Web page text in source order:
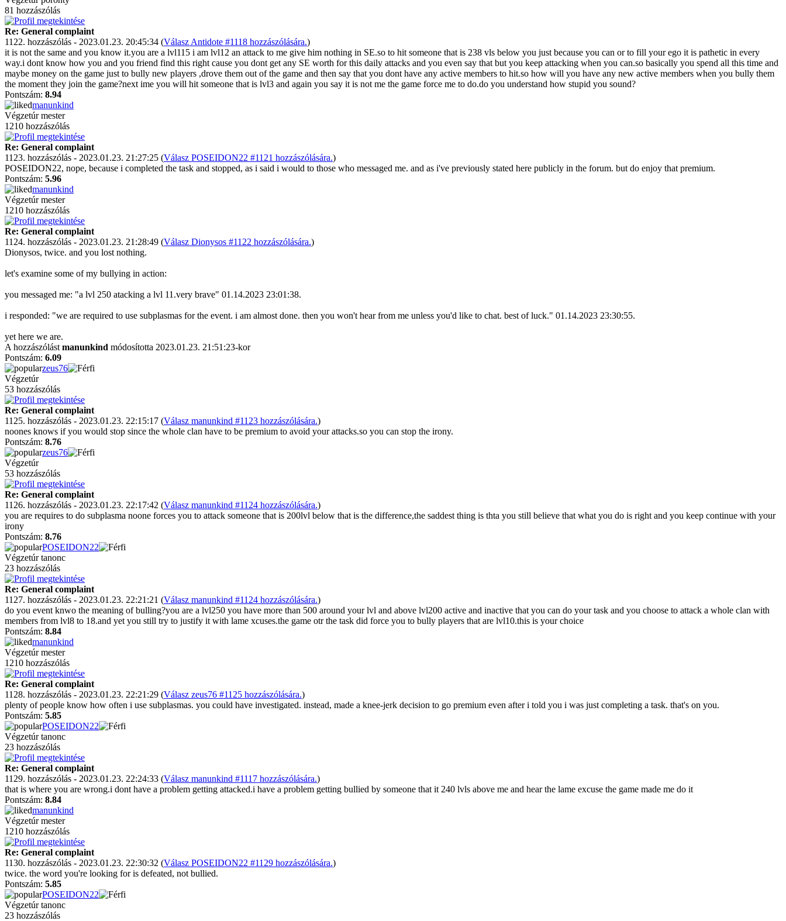
81 hozzászólás
Re: General complaint
1122. hozzászólás - 2023.01.23. 20:45:34 (Válasz Antidote #1118 hozzászólására.)
it is not the same and you know it.you are a lvl115 i am lvl12 an attack to me give him nothing in SE.so to hit someone that is 238 vls below you just because you can or to fill your ego it is pathetic in every
way.i dont know how you and you friend find this right cause you dont get any SE worth for this daily attacks and you even say that but you keep attacking when you can.so basically you spend all this time and
maybe money on the game just to bully new players ,drove them out of the game and then say that you dont have any active members to hit.so how will you have any new active members when you bully them
the moment they join the game?next ime you will hit someone that is lvl3 and again you say it is not me the game force me to do.do you understand how stupid you sound?
Pontszám: 8.94
manunkind
Végzetúr mester
1210 hozzászólás
Re: General complaint
1123. hozzászólás - 2023.01.23. 21:27:25 (Válasz POSEIDON22 #1121 hozzászólására.)
POSEIDON22, nope, because i completed the task and stopped, as i said i would to those who messaged me. and as i've previously stated here publicly in the forum. but do enjoy that premium.
Pontszám: 5.96
manunkind
Végzetúr mester
1210 hozzászólás
Re: General complaint
1124. hozzászólás - 2023.01.23. 21:28:49 (Válasz Dionysos #1122 hozzászólására.)
Dionysos, twice. and you lost nothing.
let's examine some of my bullying in action:
you messaged me: "a lvl 250 atacking a lvl 11.very brave" 01.14.2023 23:01:38.
i responded: "we are required to use subplasmas for the event. i am almost done. then you won't hear from me unless you'd like to chat. best of luck." 01.14.2023 23:30:55.
yet here we are.
A hozzászólást manunkind módosította 2023.01.23. 21:51:23-kor
Pontszám: 6.09
zeus76
Végzetúr
53 hozzászólás
Re: General complaint
1125. hozzászólás - 2023.01.23. 22:15:17 (Válasz manunkind #1123 hozzászólására.)
noones knows if you would stop since the whole clan have to be premium to avoid your attacks.so you can stop the irony.
Pontszám: 8.76
zeus76
Végzetúr
53 hozzászólás
Re: General complaint
1126. hozzászólás - 2023.01.23. 22:17:42 (Válasz manunkind #1124 hozzászólására.)
you are requires to do subplasma noone forces you to attack someone that is 200lvl below that is the difference,the saddest thing is thta you still believe that what you do is right and you keep continue with your
irony
Pontszám: 8.76
POSEIDON22
Végzetúr tanonc
23 hozzászólás
Re: General complaint
1127. hozzászólás - 2023.01.23. 22:21:21 (Válasz manunkind #1124 hozzászólására.)
do you event knwo the meaning of bulling?you are a lvl250 you have more than 500 around your lvl and above lvl200 active and inactive that you can do your task and you choose to attack a whole clan with
members from lvl8 to 18.and yet you still try to justify it with lame xcuses.the game otr the task did force you to bully players that are lvl10.this is your choice
Pontszám: 8.84
manunkind
Végzetúr mester
1210 hozzászólás
Re: General complaint
1128. hozzászólás - 2023.01.23. 22:21:29 (Válasz zeus76 #1125 hozzászólására.)
plenty of people know how often i use subplasmas. you could have investigated. instead, made a knee-jerk decision to go premium even after i told you i was just completing a task. that's on you.
Pontszám: 5.85
POSEIDON22
Végzetúr tanonc
23 hozzászólás
Re: General complaint
1129. hozzászólás - 2023.01.23. 22:24:33 (Válasz manunkind #1117 hozzászólására.)
that is where you are wrong.i dont have a problem getting attacked.i have a problem getting bullied by someone that it 240 lvls above me and hear the lame excuse the game made me do it
Pontszám: 8.84
manunkind
Végzetúr mester
1210 hozzászólás
Re: General complaint
1130. hozzászólás - 2023.01.23. 22:30:32 (Válasz POSEIDON22 #1129 hozzászólására.)
twice. the word you're looking for is defeated, not bullied.
Pontszám: 5.85
POSEIDON22
Végzetúr tanonc
23 hozzászólás